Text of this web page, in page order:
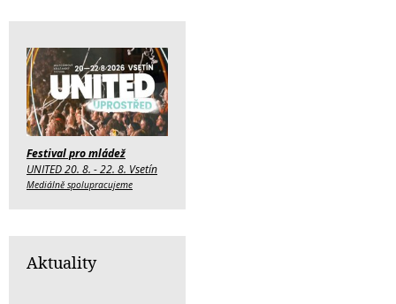
Festival pro mládež
UNITED 20. 8. - 22. 8. Vsetín
Mediálně spolupracujeme
Aktuality